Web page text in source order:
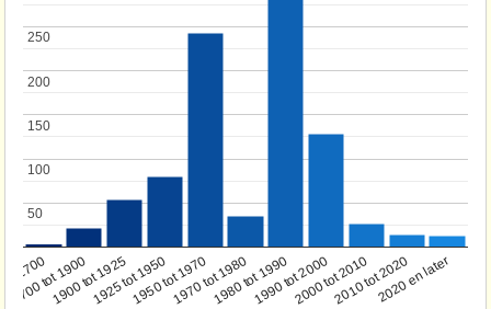
1700
1700 tot 1900
1900 tot 19251925 tot 19501950 tot 19701970 tot 19801980 tot 19901990 tot 20002000 tot 20102010 tot 20202020 en later
50
50
100
100
150
150
200
200
250
250